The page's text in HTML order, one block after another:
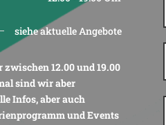
siehe aktuelle Angebote
12.00 und 19.00
sind wir aber
Infos, aber auch
und Events